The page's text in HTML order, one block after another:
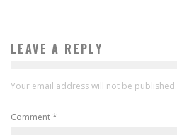
LEAVE A REPLY
Your email address will not be published.
Comment*